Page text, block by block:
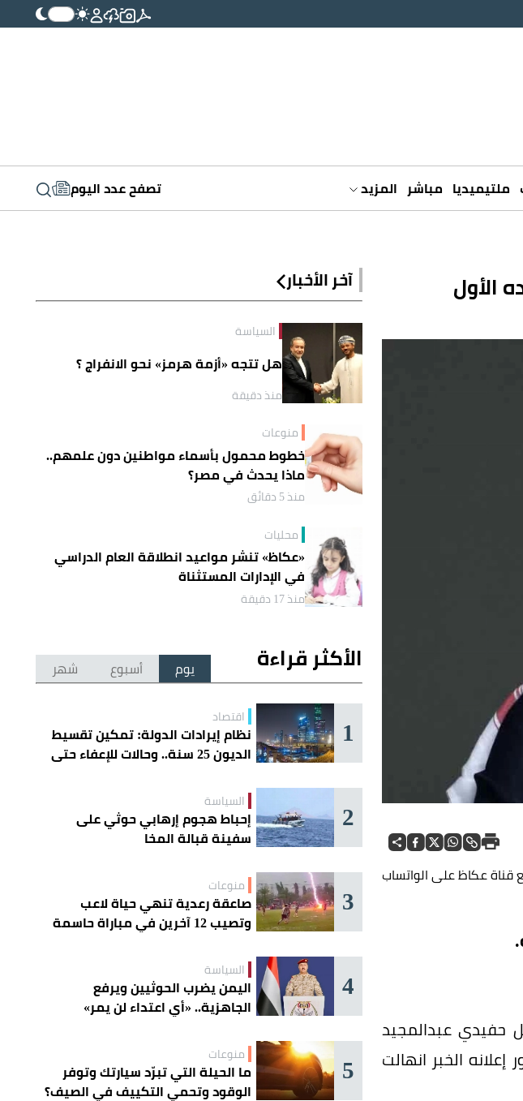
ملتيميديا مباشر المزيد تصفح عدد اليوم
الأول
قناة عكاظ على الواتساب
حفيدي عبدالمجيد
الخبر انهالت
آخر الأخبار
السياسة
هل تتجه «أزمة هرمز» نحو الانفراج ؟
منذ دقيقة
منوعات
خطوط محمول بأسماء مواطنين دون علمهم..
ماذا يحدث في مصر؟
منذ 5 دقائق
محليات
«عكاظ» تنشر مواعيد انطلاقة العام الدراسي
في الإدارات المستثناة
منذ 17 دقيقة
الأكثر قراءة يوم أسبوع شهر
1 اقتصاد
نظام إيرادات الدولة: تمكين تقسيط
الديون 25 سنة.. وحالات للإعفاء حتى
2 السياسة
إحباط هجوم إرهابي حوثي على
سفينة قبالة المخا
3 منوعات
صاعقة رعدية تنهي حياة لاعب
وتصيب 12 آخرين في مباراة حاسمة
4 السياسة
اليمن يضرب الحوثيين ويرفع
الجاهزية.. «أي اعتداء لن يمر»
5 منوعات
ما الحيلة التي تبرّد سيارتك وتوفر
الوقود وتحمي التكييف في الصيف؟